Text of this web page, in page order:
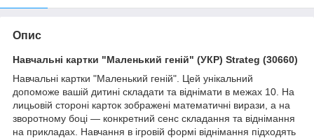
Опис
Навчальні картки "Маленький геній" (УКР) Strateg (30660)
Навчальні картки "Маленький геній". Цей унікальний
допоможе вашій дитині складати та віднімати в межах 10. На
лицьовій стороні карток зображені математичні вирази, а на
зворотному боці — конкретний сенс складання та віднімання
на прикладах. Навчання в ігровій формі віднімання підходять